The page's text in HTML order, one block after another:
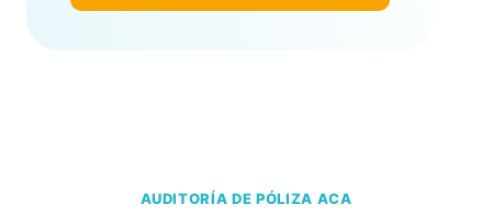
AUDITORÍA DE PÓLIZA ACA